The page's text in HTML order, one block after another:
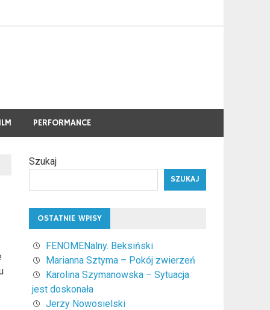
PERFORMANCE
Szukaj
SZUKAJ
OSTATNIE WPISY
FENOMENalny. Beksiński
Marianna Sztyma – Pokój zwierzeń
Karolina Szymanowska – Sytuacja
jest doskonała
Jerzy Nowosielski